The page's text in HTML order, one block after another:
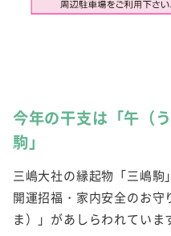
今年の干支は「午（
駒」
三嶋大社の縁起物「三嶋駒
開運招福・家内安全のお守
ま）」があしらわれていま